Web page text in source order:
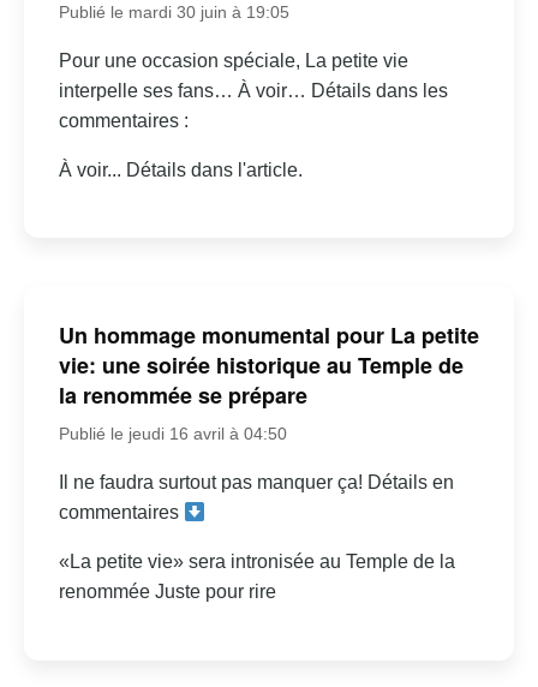
Publié le mardi 30 juin à 19:05
Pour une occasion spéciale, La petite vie
interpelle ses fans… À voir… Détails dans les
commentaires :
À voir... Détails dans l'article.
Un hommage monumental pour La petite
vie: une soirée historique au Temple de
la renommée se prépare
Publié le jeudi 16 avril à 04:50
Il ne faudra surtout pas manquer ça! Détails en
commentaires
«La petite vie» sera intronisée au Temple de la
renommée Juste pour rire